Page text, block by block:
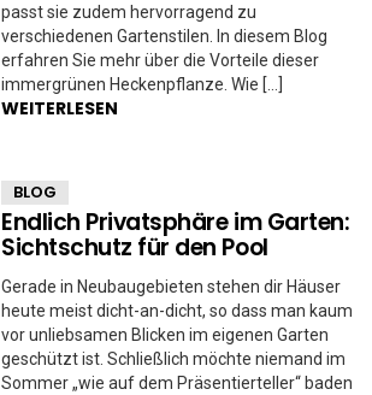
passt sie zudem hervorragend zu
verschiedenen Gartenstilen. In diesem Blog
erfahren Sie mehr über die Vorteile dieser
immergrünen Heckenpflanze. Wie […]
WEITERLESEN
BLOG
Endlich Privatsphäre im Garten:
Sichtschutz für den Pool
Gerade in Neubaugebieten stehen dir Häuser
heute meist dicht-an-dicht, so dass man kaum
vor unliebsamen Blicken im eigenen Garten
geschützt ist. Schließlich möchte niemand im
Sommer „wie auf dem Präsentierteller“ baden